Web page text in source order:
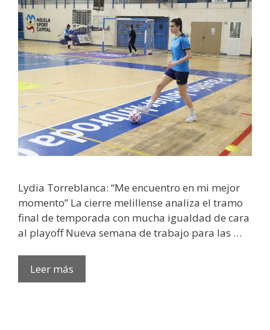
Lydia Torreblanca: “Me encuentro en mi mejor
momento” La cierre melillense analiza el tramo
final de temporada con mucha igualdad de cara
al playoff Nueva semana de trabajo para las …
Leer más